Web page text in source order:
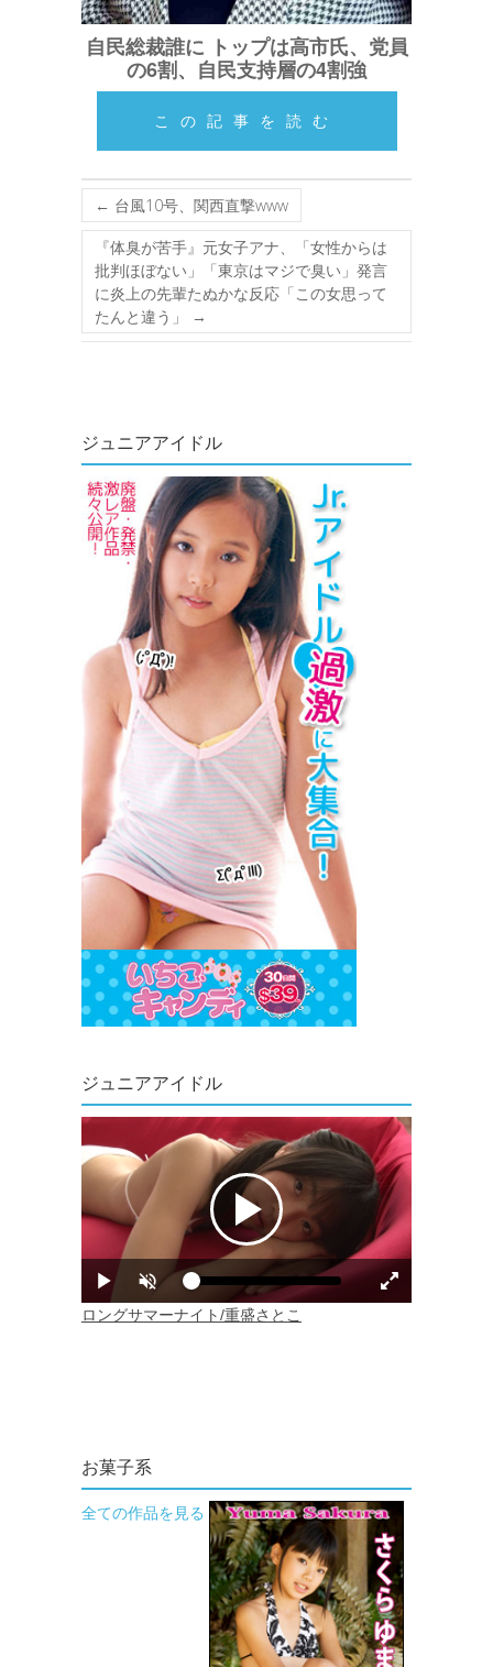
自民総裁誰に トップは高市氏、党員
の6割、自民支持層の4割強
この記事を読む
← 台風10号、関西直撃www
『体臭が苦手』元女子アナ、「女性からは
批判ほぼない」「東京はマジで臭い」発言
に炎上の先輩たぬかな反応「この女思って
たんと違う」
→
ジュニアアイドル
ジュニアアイドル
お菓子系
全ての作品を見る